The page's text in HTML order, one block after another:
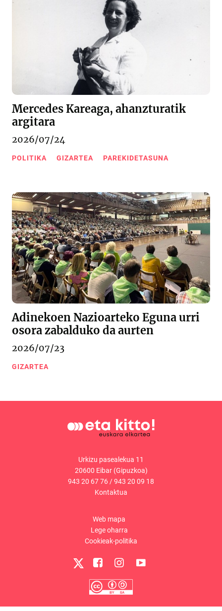
Mercedes Kareaga, ahanzturatik
argitara
2026/07/24
POLITIKA GIZARTEA PAREKIDETASUNA
Adinekoen Nazioarteko Eguna urri
osora zabalduko da aurten
2026/07/23
GIZARTEA
Urkizu pasealekua 11
20600 Eibar (Gipuzkoa)
943 20 67 76 /943 20 09 18
Kontaktua
Web mapa
Lege oharra
Cookieak-politika